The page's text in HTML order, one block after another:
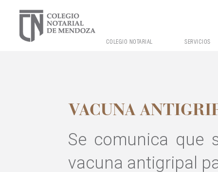
COLEGIO NOTARIAL SERVICIOS
VACUNA
Se comunica que
vacuna antigripal